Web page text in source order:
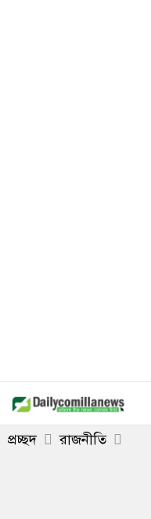
প্রচ্ছদ রাজনীতি